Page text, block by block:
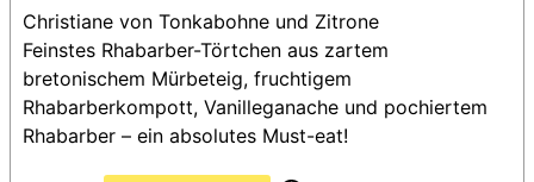
Christiane von Tonkabohne und Zitrone
Feinstes Rhabarber-Törtchen aus zartem
bretonischem Mürbeteig, fruchtigem
Rhabarberkompott, Vanilleganache und pochiertem
Rhabarber – ein absolutes Must-eat!